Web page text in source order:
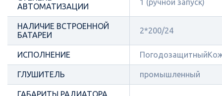
АВТОМАТИЗАЦИИ
1 (ручной запуск)
НАЛИЧИЕ ВСТРОЕННОЙ
БАТАРЕИ
2*200/24
ИСПОЛНЕНИЕ
ГЛУШИТЕЛЬ промышленный
ГАБАРИТЫ РАДИАТОРА